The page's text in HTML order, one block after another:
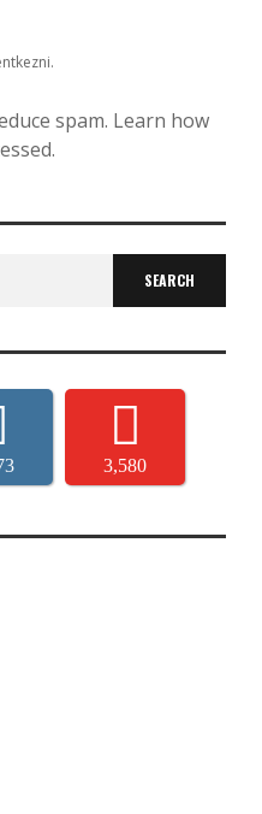
.
spam. Learn how
3,580